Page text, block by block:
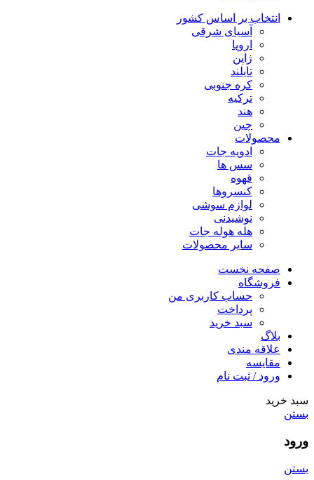
انتخاب بر اساس کشور
آسیای شرقی
اروپا
ژاپن
تایلند
کره جنوبی
ترکیه
هند
چین
محصولات
ادویه جات
سس ها
قهوه
کنسروها
لوازم سوشی
نوشیدنی
هله هوله جات
سایر محصولات
صفحه نخست
فروشگاه
حساب کاربری من
پرداخت
سبد خرید
بلاگ
علاقه مندی
مقایسه
ورود / ثبت نام
سبد خرید
بستن
ورود
بستن